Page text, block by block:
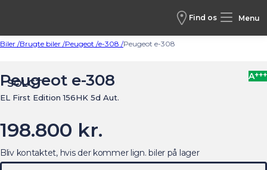
Find os Menu
Biler /Brugte biler /Peugeot /e-308 /Peugeot e-308
SOLGT
Peugeot e-308
EL First Edition 156HK 5d Aut.
A+++
198.800 kr.
Bliv kontaktet, hvis der kommer lign. biler på lager